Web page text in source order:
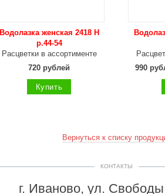
Водолазка женская 2418 Н
р.44-54
Расцветки в ассортименте
720 рублей
Купить
990
Вернуться к списку
КОНТАКТЫ
г. Иваново, ул.